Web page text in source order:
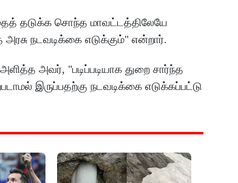
தடுக்க சொந்த மாவட்டத்திலேயே
நடவடிக்கை எடுக்கும்" என்றார்.
அவர், "படிப்படியாக துறை சார்ந்த
இருப்பதற்கு நடவடிக்கை எடுக்கப்பட்டு